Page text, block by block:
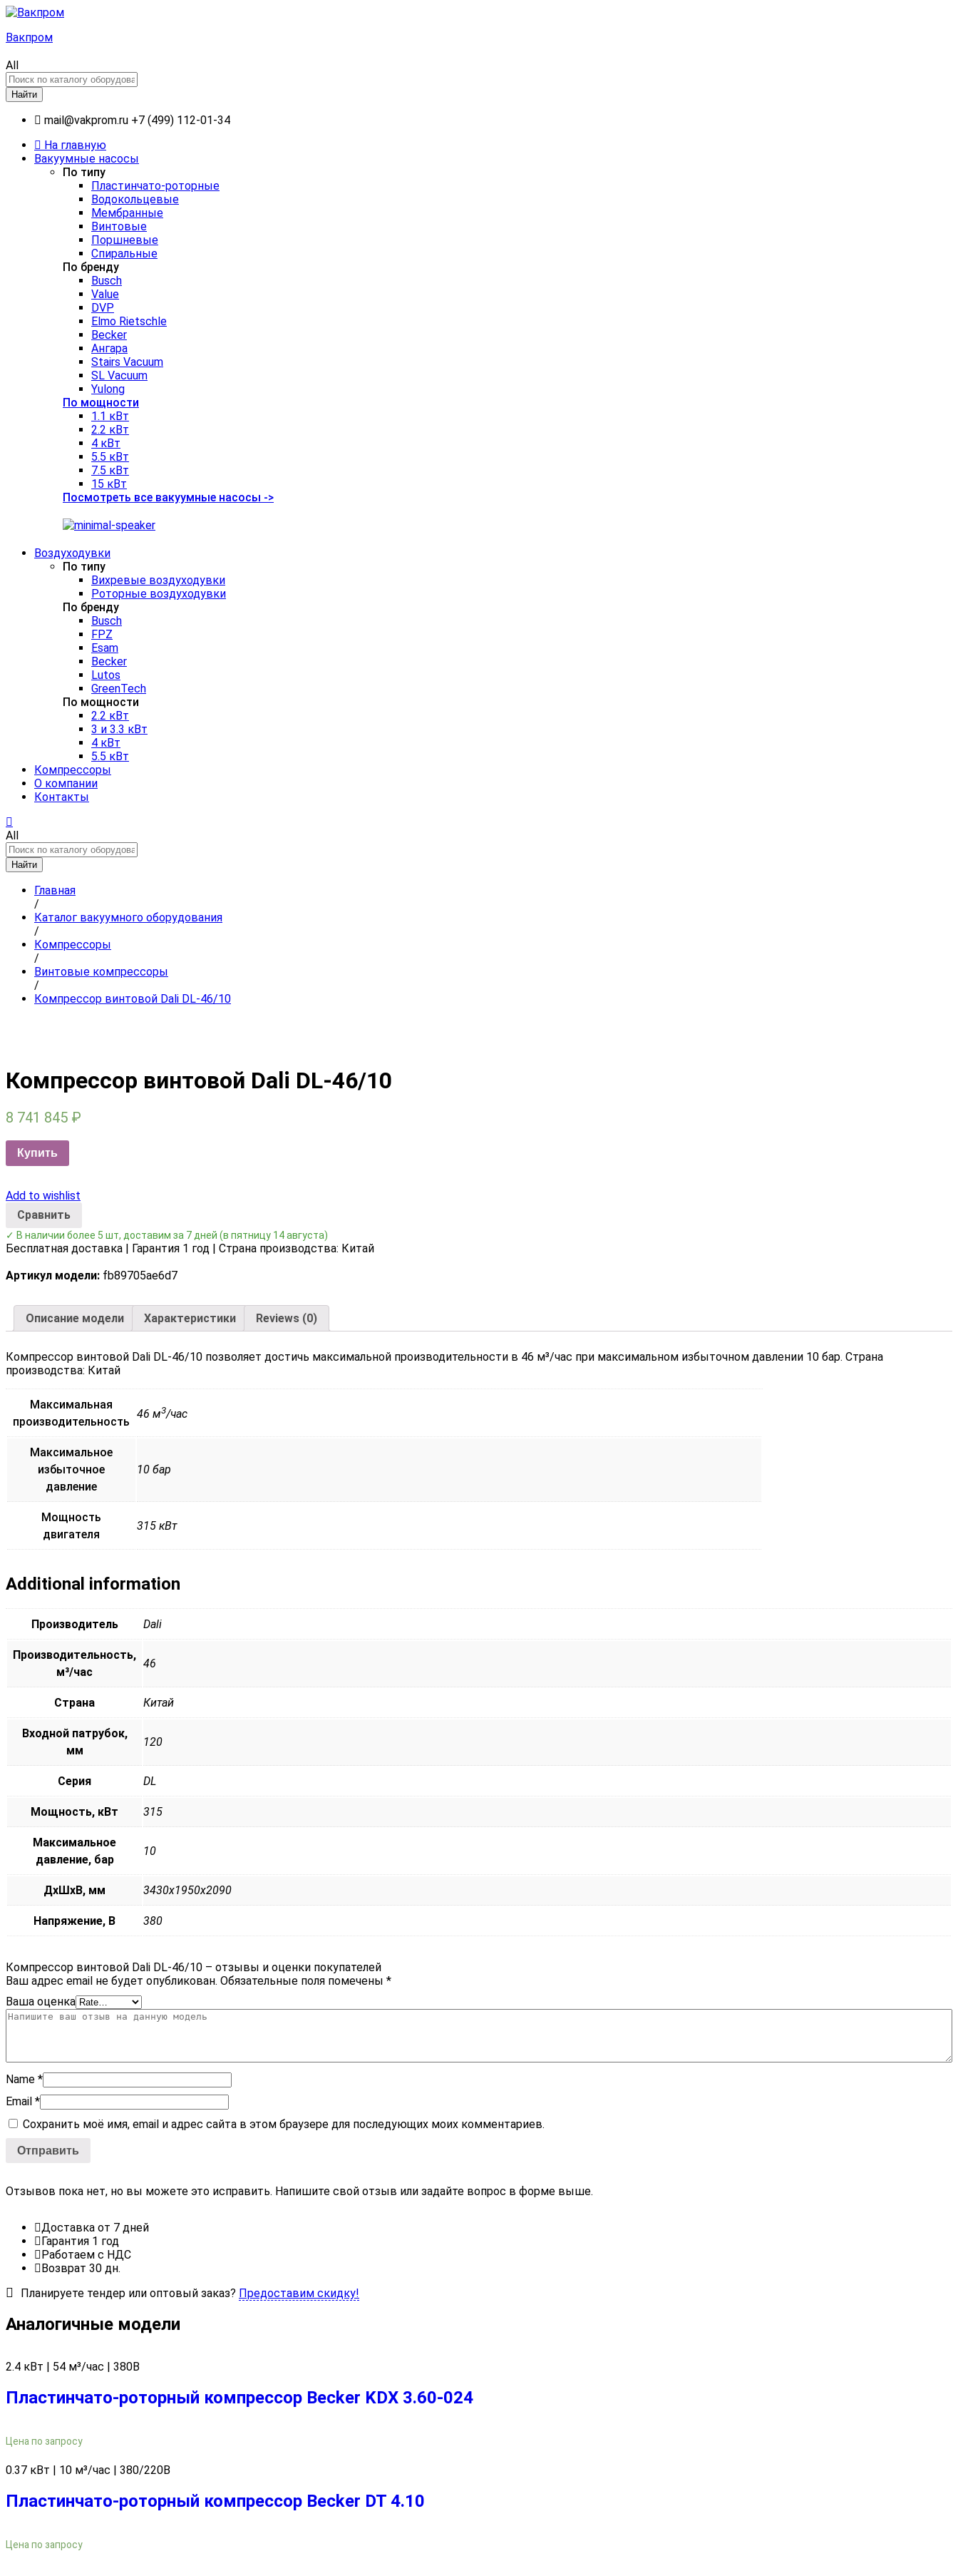
Вакпром
All
Найти
mail@vakprom.ru +7 (499) 112-01-34
На главную
Вакуумные насосы
По типу
Пластинчато-роторные
Водокольцевые
Мембранные
Винтовые
Поршневые
Спиральные
По бренду
Busch
Value
DVP
Elmo Rietschle
Becker
Ангара
Stairs Vacuum
SL Vacuum
Yulong
По мощности
1.1 кВт
2.2 кВт
4 кВт
5.5 кВт
7.5 кВт
15 кВт
Посмотреть все вакуумные насосы ->
Воздуходувки
По типу
Вихревые воздуходувки
Роторные воздуходувки
По бренду
Busch
FPZ
Esam
Becker
Lutos
GreenTech
По мощности
2.2 кВт
3 и 3.3 кВт
4 кВт
5.5 кВт
Компрессоры
О компании
Контакты
All
Найти
Главная
/
Каталог вакуумного оборудования
/
Компрессоры
/
Винтовые компрессоры
/
Компрессор винтовой Dali DL-46/10
Компрессор винтовой Dali DL-46/10
8 741 845 ₽
Купить
Add to wishlist
Сравнить
✓ В наличии более 5 шт, доставим за 7 дней (в пятницу 14 августа)
Бесплатная доставка | Гарантия 1 год | Страна производства: Китай
Артикул модели: fb89705ae6d7
Описание модели Характеристики Reviews (0)
Компрессор винтовой Dali DL-46/10 позволяет достичь максимальной производительности в 46 м³/час при максимальном избыточном давлении 10 бар. Страна
производства: Китай
Максимальная
производительность
46 м3/час
Максимальное
избыточное
давление
10 бар
Мощность
двигателя
315 кВт
Additional information
Производитель Dali
Производительность,
м³/час
46
Страна Китай
Входной патрубок,
мм
120
Серия DL
Мощность, кВт 315
Максимальное
давление, бар
10
ДxШxВ, мм 3430x1950x2090
Напряжение, В 380
Компрессор винтовой Dali DL-46/10 – отзывы и оценки покупателей
Ваш адрес email не будет опубликован. Обязательные поля помечены *
Ваша оценка
Name *
Email *
Сохранить моё имя, email и адрес сайта в этом браузере для последующих моих комментариев.
Отзывов пока нет, но вы можете это исправить. Напишите свой отзыв или задайте вопрос в форме выше.
Доставка от 7 дней
Гарантия 1 год
Работаем с НДС
Возврат 30 дн.
Планируете тендер или оптовый заказ? Предоставим скидку!
Аналогичные модели
2.4 кВт | 54 м³/час | 380В
Пластинчато-роторный компрессор Becker KDX 3.60-024
Цена по запросу
0.37 кВт | 10 м³/час | 380/220В
Пластинчато-роторный компрессор Becker DT 4.10
Цена по запросу